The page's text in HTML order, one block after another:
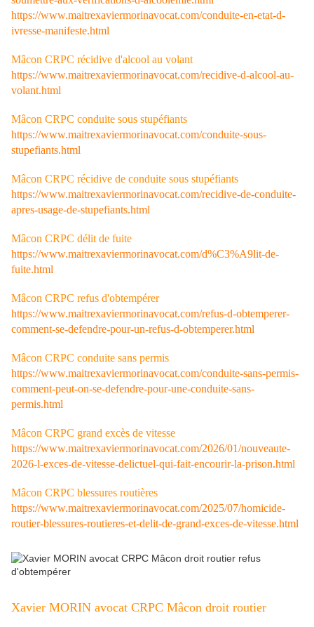
https://www.maitrexaviermorinavocat.com/conduite-en-etat-d-
ivresse-manifeste.html
Mâcon CRPC récidive d'alcool au volant
https://www.maitrexaviermorinavocat.com/recidive-d-alcool-au-
volant.html
Mâcon CRPC conduite sous stupéfiants
https://www.maitrexaviermorinavocat.com/conduite-sous-
stupefiants.html
Mâcon CRPC récidive de conduite sous stupéfiants
https://www.maitrexaviermorinavocat.com/recidive-de-conduite-
apres-usage-de-stupefiants.html
Mâcon CRPC délit de fuite
https://www.maitrexaviermorinavocat.com/d%C3%A9lit-de-
fuite.html
Mâcon CRPC refus d'obtempérer
https://www.maitrexaviermorinavocat.com/refus-d-obtemperer-
comment-se-defendre-pour-un-refus-d-obtemperer.html
Mâcon CRPC conduite sans permis
https://www.maitrexaviermorinavocat.com/conduite-sans-permis-
comment-peut-on-se-defendre-pour-une-conduite-sans-
permis.html
Mâcon CRPC grand excès de vitesse
https://www.maitrexaviermorinavocat.com/2026/01/nouveaute-
2026-l-exces-de-vitesse-delictuel-qui-fait-encourir-la-prison.html
Mâcon CRPC blessures routières
https://www.maitrexaviermorinavocat.com/2025/07/homicide-
routier-blessures-routieres-et-delit-de-grand-exces-de-vitesse.html
Xavier MORIN avocat CRPC Mâcon droit routier